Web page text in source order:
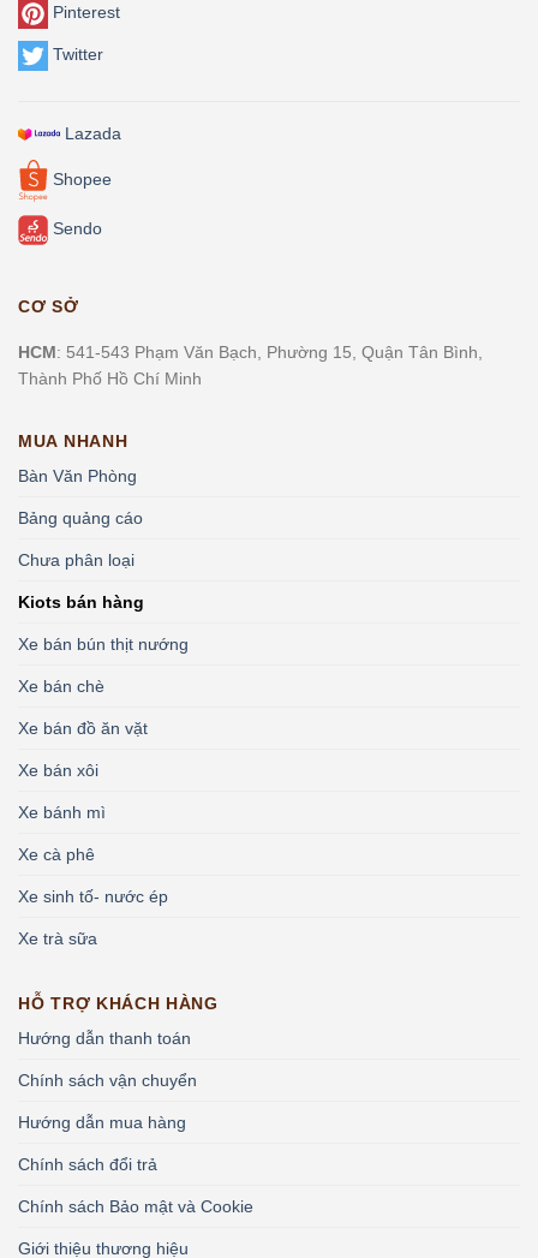
Pinterest
Twitter
Lazada
Shopee
Sendo
CƠ SỞ
HCM: 541-543 Phạm Văn Bạch, Phường 15, Quận Tân Bình,
Thành Phố Hồ Chí Minh
MUA NHANH
Bàn Văn Phòng
Bảng quảng cáo
Chưa phân loại
Kiots bán hàng
Xe bán bún thịt nướng
Xe bán chè
Xe bán đồ ăn vặt
Xe bán xôi
Xe bánh mì
Xe cà phê
Xe sinh tố- nước ép
Xe trà sữa
HỖ TRỢ KHÁCH HÀNG
Hướng dẫn thanh toán
Chính sách vận chuyển
Hướng dẫn mua hàng
Chính sách đổi trả
Chính sách Bảo mật và Cookie
Giới thiệu thương hiệu